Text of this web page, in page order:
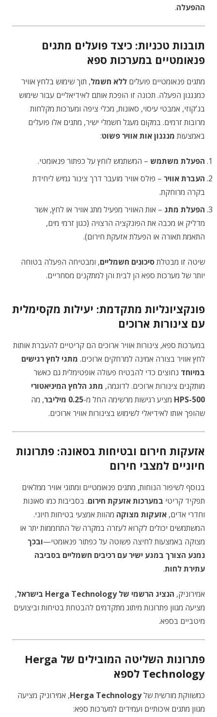
ההפעלה.
תובנות טכניות: כיצד פועלים מתגים
פנאומטיים במערכות ספא
מתגים פנאומטיים פועלים ללא חשמל, תוך שימוש בלחץ אוויר
כמנגנון הפעלה. תכונה זו הופכת אותם לאידיאליים עבור שימוש
בג'קוזי, אמבטי עיסוי, סאונות, מכלי ציפה ומערכות מקלחות
מרובות זרמים. במקום מעגל חשמלי ישיר, מתגים אלו פועלים
באמצעות מנגנון אות אוויר פשוט:
הפעלת משתמש – המשתמש לוחץ על כפתור פנאומטי.
העברת אוויר – פולס אוויר מועבר דרך צינור גמיש ליחידת
בקרה מרוחקת.
הפעלת מתג – אות האוויר מפעיל מתג אוויר או לחץ, אשר
מדליק או מכבה את הפונקציה הרצויה (כגון זרמי מים,
התאמת תאורה או הפעלת אזעקת חירום).
שיטה זו מבטלתסיכונים חשמליים, ומבטיחה הפעלה בטוחה
יותר של מערכות ספא הן לבית והן למתקנים מסחריים.
פונקציונליות מתקדמת: יעילות מקסימלית
עם צינורות ארוכים
במערכות ספא, צינורות אוויר ארוכים הם קריטיים להעברת אותות
לחץ אוויר בצורה אמינה למרחקים ארוכים. מתגי לחץ רגישים
במיוחד נחוצים כדי להבטיח פעולה אופטימלית גם כאשר
מותקנים צינורות ארוכים. לדוגמה, מתג הלחץ המיניאטורי
HPS-500 מציע רגישות מרשימה החל מ-0.25 מיליבר
, מה
שהופך אותו לאידיאלי לשימוש בצינורות אוויר ארוכים.
אזעקות חירום ובטיחות בסאונה: פתרונות
חיוניים למצבי חירום
בנוסף לשיפור הנוחות, מתגים פנאומטיים ומתוגי אוויר ממלאים
תפקיד קריטי במערכות אזעקת חירום. בסביבות כמו סאונות
וחדרי אדים, אזעקות מצוקה מהוות אמצעי בטיחות חיוני.
המשתמשים יכולים לקרוא לעזרה במקרה של התחממות יתר או
מצוקה באמצעות לחיצה פשוטה על כפתור פנאומטי—ובכך
נמנע הצורך במגע ישיר עם רכיבים חשמליים בסביבה
עתירת לחות.
אמירוניק, הנציג הרשמי של Herga Technology בישראל
,
מציעה מגוון פתרונות מיתוג מתקדמים להבטחת בטיחות וביצועים
מיטביים בספא.
פתרונות השליטה המובילים של Herga
Technology לספא
כמשווקת מורשית שלHerga Technology, אמירוניק מציעה
מגוון מתגים איכותיים ועמידים למערכות ספא: